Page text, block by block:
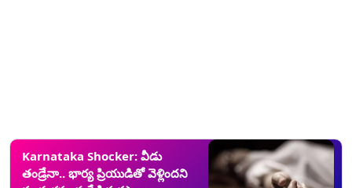
Karnataka Shocker: వీడు
తండ్రేనా.. భార్య ప్రియుడితో వెళ్లిందని